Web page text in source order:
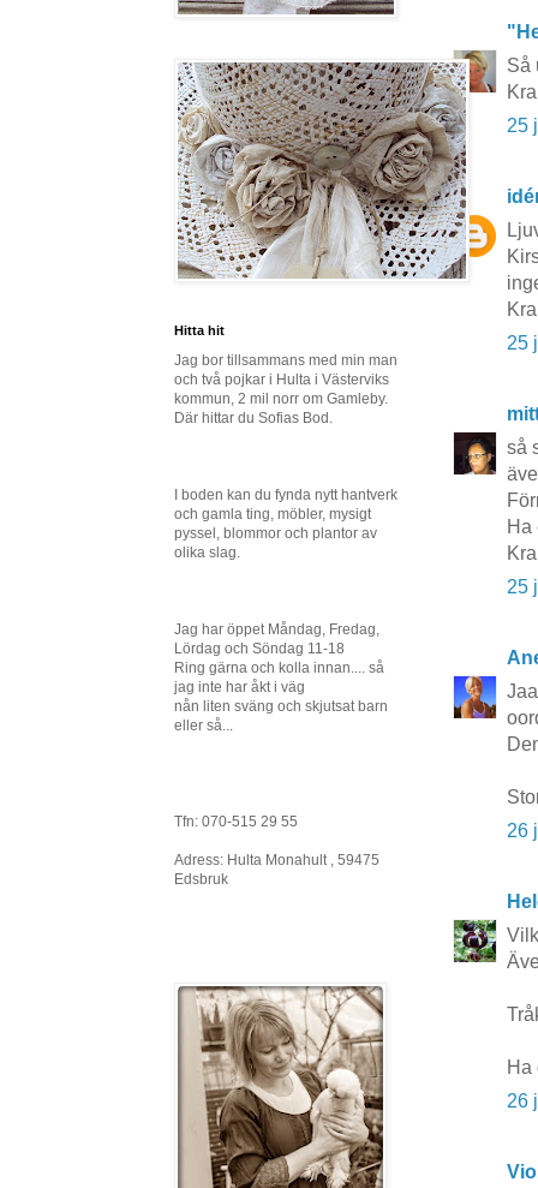
Så
25
25
så
Ha
25
26
Ha
26
Hitta hit
Jag bor tillsammans med min man
och två pojkar i Hulta i Västerviks
kommun, 2 mil norr om Gamleby.
Där hittar du Sofias Bod.
I boden kan du fynda nytt hantverk
och gamla ting, möbler, mysigt
pyssel, blommor och plantor av
olika slag.
Jag har öppet Måndag, Fredag,
Lördag och Söndag 11-18
Ring gärna och kolla innan.... så
jag inte har åkt i väg
nån liten sväng och skjutsat barn
eller så...
Tfn: 070-515 29 55
Adress: Hulta Monahult , 59475
Edsbruk